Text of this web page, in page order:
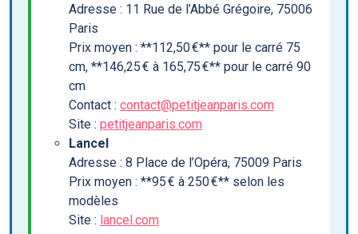
Adresse : 11 Rue de l’Abbé Grégoire, 75006
Paris
Prix moyen : **112,50 €** pour le carré 75
cm, **146,25 € à 165,75 €** pour le carré 90
cm
Contact : contact@petitjeanparis.com
Site : petitjeanparis.com
Lancel
Adresse : 8 Place de l’Opéra, 75009 Paris
Prix moyen : **95 € à 250 €** selon les
modèles
Site : lancel.com